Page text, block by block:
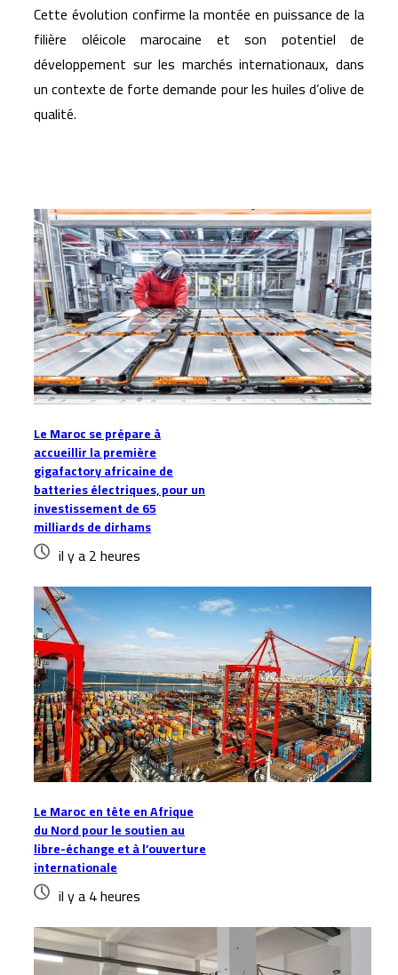
Cette évolution confirme la montée en puissance de la
filière oléicole marocaine et son potentiel de
développement sur les marchés internationaux, dans
un contexte de forte demande pour les huiles d’olive de
qualité.
Le Maroc se prépare à
accueillir la première
gigafactory africaine de
batteries électriques, pour un
investissement de 65
milliards de dirhams
il y a 2 heures
Le Maroc en tête en Afrique
du Nord pour le soutien au
libre-échange et à l’ouverture
internationale
il y a 4 heures